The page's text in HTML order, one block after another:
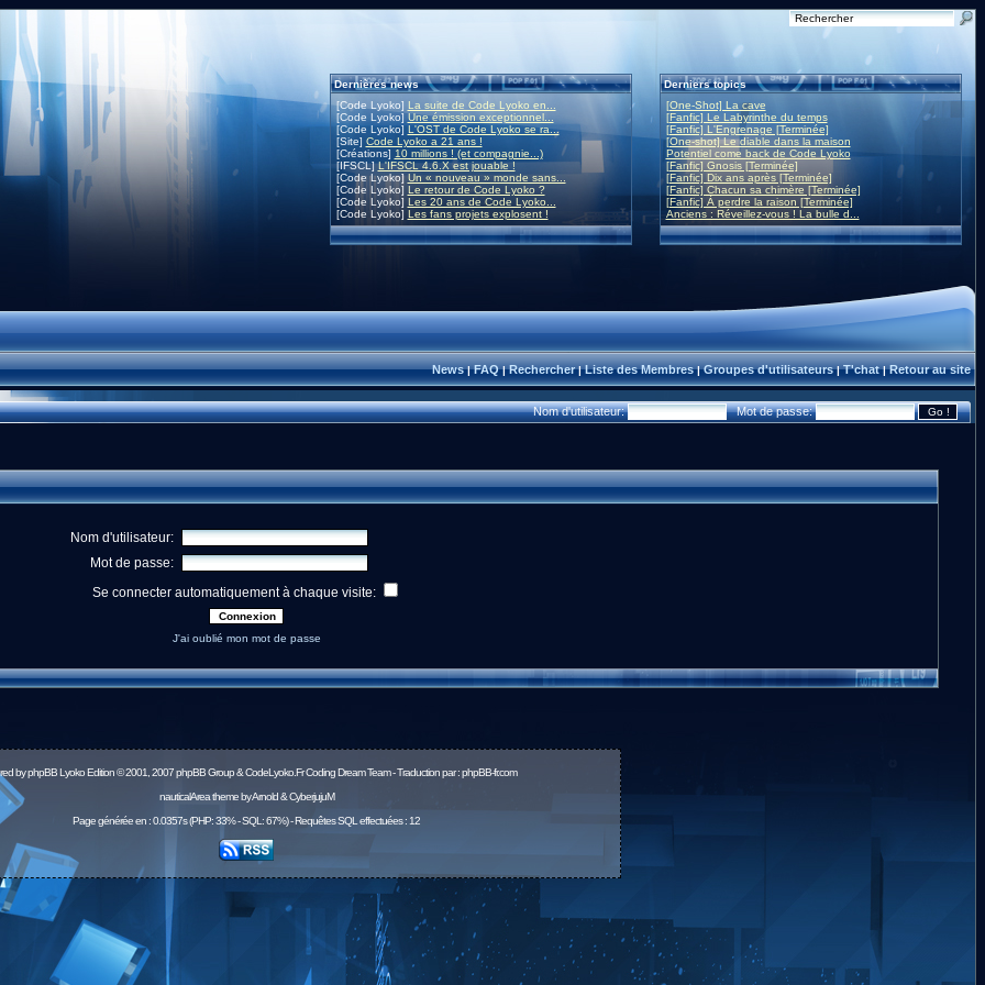
Dernières news
[Code Lyoko] La suite de Code Lyoko en...
[Code Lyoko]Une émission exceptionnel...
[Code Lyoko] L'OST de Code Lyoko se ra...
[Site] Code Lyoko a 21 ans !
[Créations] 10 millions ! (et compagnie...)
[IFSCL]L'IFSCL 4.6.X est jouable !
[Code Lyoko] Un « nouveau » monde sans...
[Code Lyoko] Le retour de Code Lyoko ?
[Code Lyoko] Les 20 ans de Code Lyoko...
[Code Lyoko] Les fans projets explosent !
Derniers topics
[One-Shot] La cave
[Fanfic] Le Labyrinthe du temps
[Fanfic] L'Engrenage [Terminée]
[One-shot] Le diable dans la maison
Potentiel come back de Code Lyoko
[Fanfic] Gnosis [Terminée]
[Fanfic] Dix ans après [Terminée]
[Fanfic] Chacun sa chimère [Terminée]
[Fanfic] À perdre la raison [Terminée]
Anciens : Réveillez-vous ! La bulle d...
News|FAQ|Rechercher|Liste des Membres|Groupes d'utilisateurs|T'chat|Retour au site
Nom d'utilisateur: Mot de passe:
Nom d'utilisateur:
Mot de passe:
Se connecter automatiquement à chaque visite:
J'ai oublié mon mot de passe
byphpBBLyoko Edition © 2001, 2007 phpBB Group & CodeLyoko.Fr Coding Dream Team - Traduction par :phpBB-fr.com
nauticalArea theme by Arnold & CyberjujuM
Page générée en : 0.0357s (PHP: 33% - SQL: 67%) - Requêtes SQL effectuées : 12